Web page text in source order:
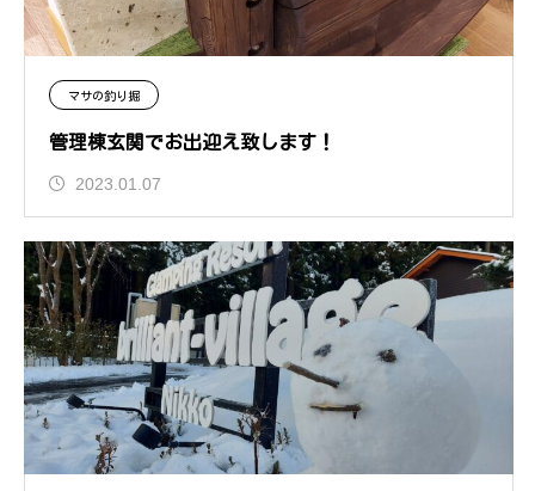
マサの釣り掘
管理棟玄関でお出迎え致します！
2023.01.07